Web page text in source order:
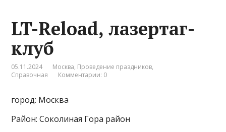
LT-Reload, лазертаг-
клуб
05.11.2024 Москва, Проведение праздников,
Справочная
Комментарии: 0
город: Москва
Район: Соколиная Гора район